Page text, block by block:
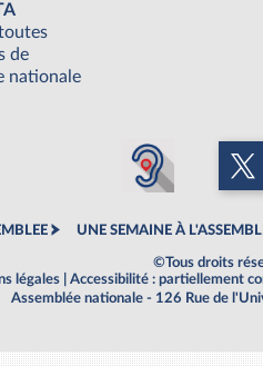
de
nationale
UNE SEMAINE À
©Tous droits
légales
Accessibilité : partiellement
Assemblée nationale - 126 Rue de